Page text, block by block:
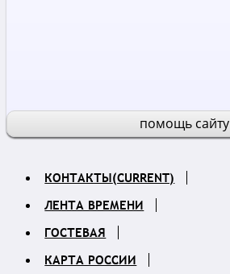
помощь сайту
КОНТАКТЫ(CURRENT)
ЛЕНТА ВРЕМЕНИ
ГОСТЕВАЯ
КАРТА РОССИИ